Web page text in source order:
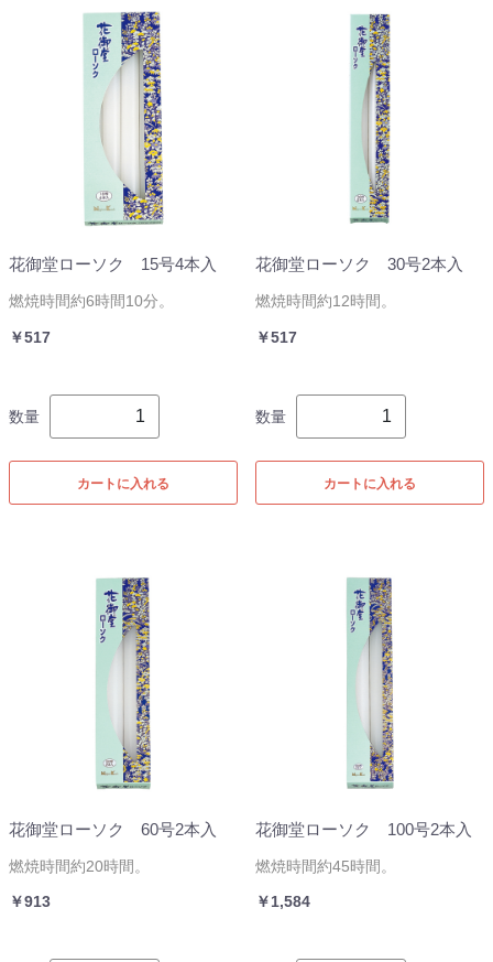
花御堂ローソク 15号4本入
燃焼時間約6時間10分。
￥517
数量
カートに入れる
花御堂ローソク 30号2本入
燃焼時間約12時間。
￥517
数量
カートに入れる
花御堂ローソク 60号2本入
燃焼時間約20時間。
￥913
花御堂ローソク 100号2本入
燃焼時間約45時間。
￥1,584